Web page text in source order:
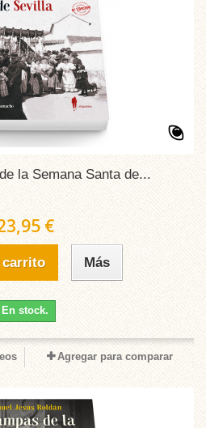
la Semana Santa de...
€
carrito Más
En stock.
Agregar para comparar